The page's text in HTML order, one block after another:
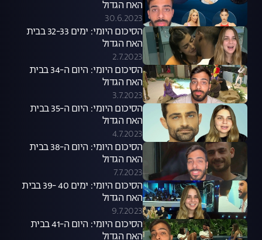
האח הגדול
30.6.2023
הסיכום היומי: ימים 32-33 בבית
האח הגדול
2.7.2023
הסיכום היומי: היום ה-34 בבית
האח הגדול
3.7.2023
הסיכום היומי: היום ה-35 בבית
האח הגדול
4.7.2023
הסיכום היומי: היום ה-38 בבית
האח הגדול
7.7.2023
הסיכום היומי: ימים 40 -39 בבית
האח הגדול
9.7.2023
הסיכום היומי: היום ה-41 בבית
האח הגדול